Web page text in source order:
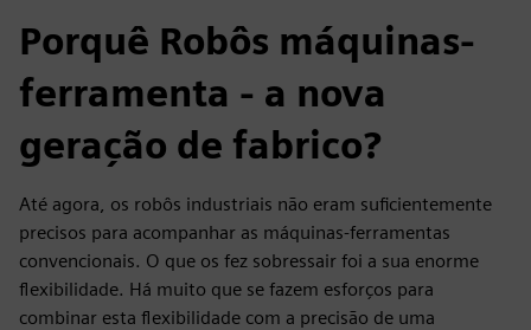
Porquê Robôs máquinas-
ferramenta - a nova
geração de fabrico?
Até agora, os robôs industriais não eram suficientemente
precisos para acompanhar as máquinas-ferramentas
convencionais. O que os fez sobressair foi a sua enorme
flexibilidade. Há muito que se fazem esforços para
combinar esta flexibilidade com a precisão de uma